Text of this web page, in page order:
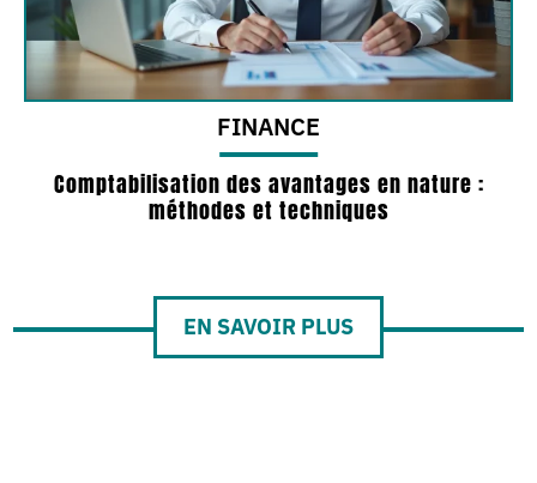
FINANCE
Comptabilisation des avantages en nature :
méthodes et techniques
EN SAVOIR PLUS